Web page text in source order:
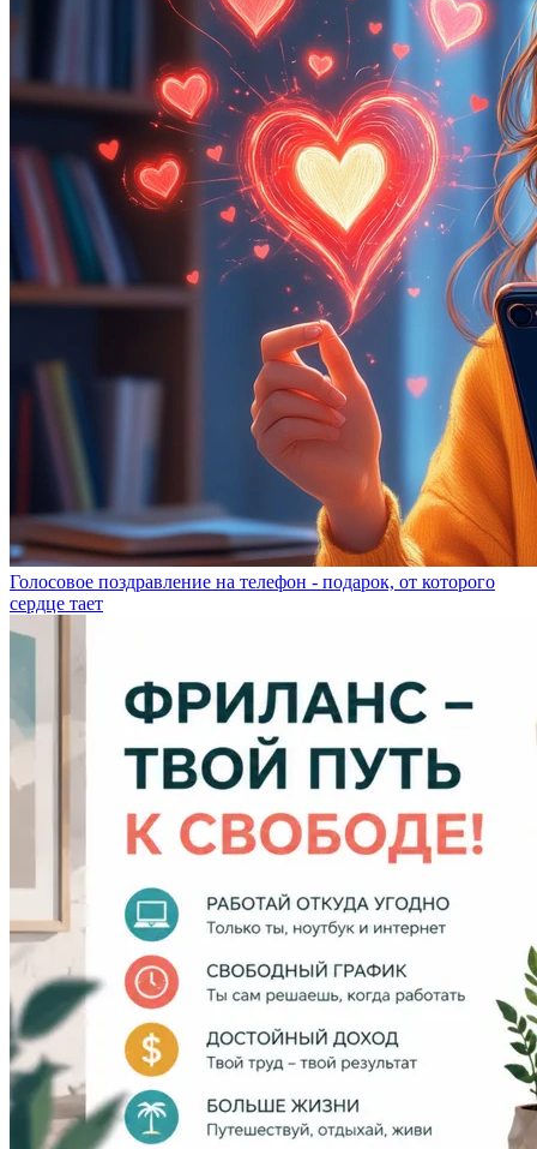
Голосовое поздравление на телефон - подарок, от которого
сердце тает